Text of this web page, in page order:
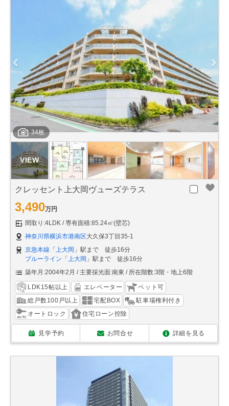
34枚
クレッセント上大岡ヴューズテラス
3,490万円
間取り:4LDK
専有面積:85.24㎡(壁芯)
神奈川県横浜市港南区大久保3丁目35-1
京急本線 「 上大岡 」駅まで 徒歩16分
ブルーライン 「 上大岡 」駅まで 徒歩16分
築年月:2004年2月
主要採光面:南東 所在階数:3階・地上6階
LDK15帖以上 エレベーター
ペット可
総戸数100戸以上
宅配BOX
駐車場権利付き
オートロック
住宅ローン控除
見学予約 お問合せ 詳細を見る